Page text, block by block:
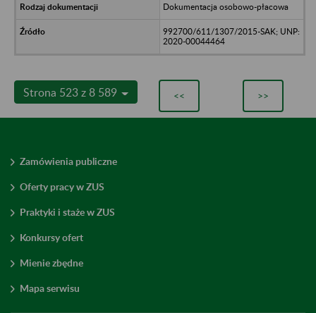
Dokumentacja osobowo-płacowa
992700/611/1307/2015-SAK; UNP:
2020-00044464
Strona 523 z 8 589 << >>
Zamówienia publiczne
Oferty pracy w ZUS
Praktyki i staże w ZUS
Konkursy ofert
Mienie zbędne
Mapa serwisu